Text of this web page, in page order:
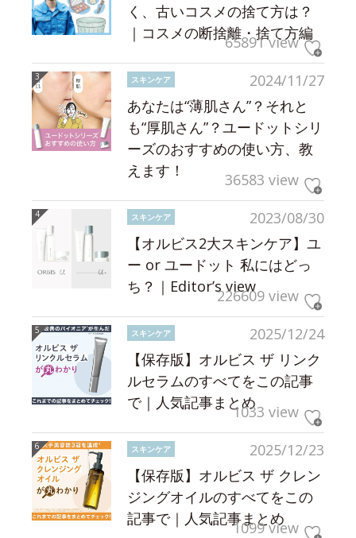
く、古いコスメの捨て方は？
｜コスメの断捨離・捨て方編
65891 view
2024/11/27
スキンケア
あなたは“薄肌さん”？それと
も“厚肌さん”？ユードットシリ
ーズのおすすめの使い方、教
えます！
36583 view
2023/08/30
スキンケア
【オルビス2大スキンケア】ユ
ー or ユードット 私にはどっ
ち？｜Editor’s view226609 view
2025/12/24
スキンケア
【保存版】オルビス ザ リンク
ルセラムのすべてをこの記事
で｜人気記事まとめ1033 view
2025/12/23
スキンケア
【保存版】オルビス ザ クレン
ジングオイルのすべてをこの
記事で｜人気記事まとめ
1099 view